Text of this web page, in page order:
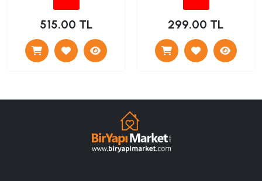
515.00 TL 299.00 TL